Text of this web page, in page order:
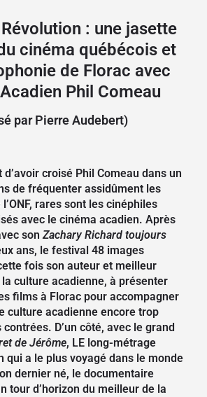
: une jasette
cinéma québécois et
de Florac avec
Phil Comeau
par Pierre Audebert)
d’avoir croisé Phil Comeau dans un
de fréquenter assidûment les
rares sont les cinéphiles
avec le cinéma acadien. Après
sonZachary Richard toujours
ans, le festival 48 images
fois son auteur et meilleur
culture acadienne, à présenter
films à Florac pour accompagner
culture acadienne encore trop
D’un côté, avec le grand
de Jérôme, LE long-métrage
qui a le plus voyagé dans le monde
dernier né, le documentaire
tour d’horizon du meilleur de la